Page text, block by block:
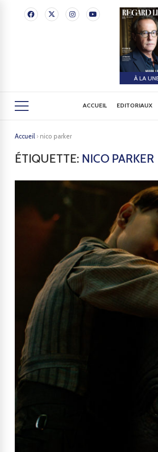
À LA
ACCUEIL EDITORIAUX
Accueil › nico parker
ÉTIQUETTE: NICO PARKER